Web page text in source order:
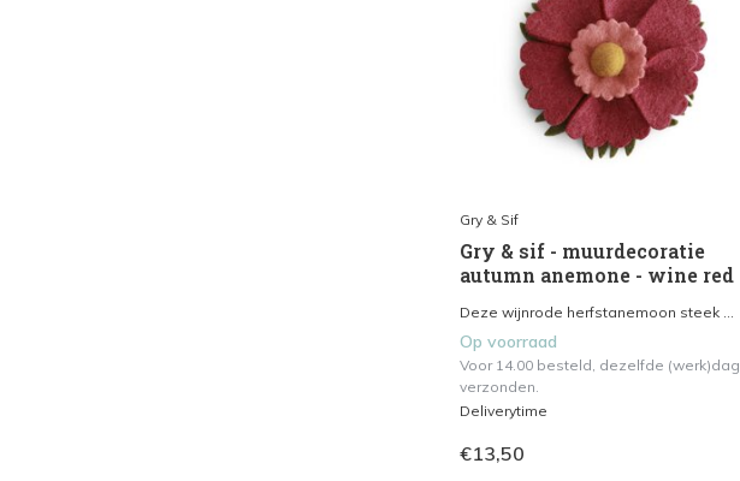
Gry & Sif
Gry & sif - muurdecoratie
autumn anemone - wine red
Deze wijnrode herfstanemoon steek ...
Op voorraad
Voor 14.00 besteld, dezelfde (werk)dag
verzonden.
Deliverytime
€13,50